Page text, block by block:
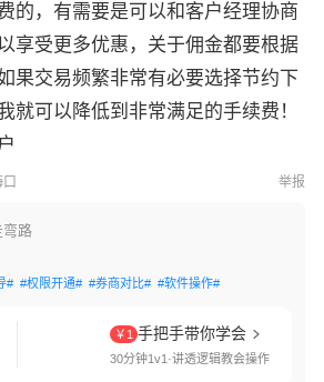
的，有需要是可以和客户经理协商
享受更多优惠，关于佣金都要根据
果交易频繁非常有必要选择节约下
就可以降低到非常满足的手续费！
举报
弯路
# #权限开通# #券商对比# #软件操作#
￥1 手把手带你学会
30分钟1v1·讲透逻辑教会操作